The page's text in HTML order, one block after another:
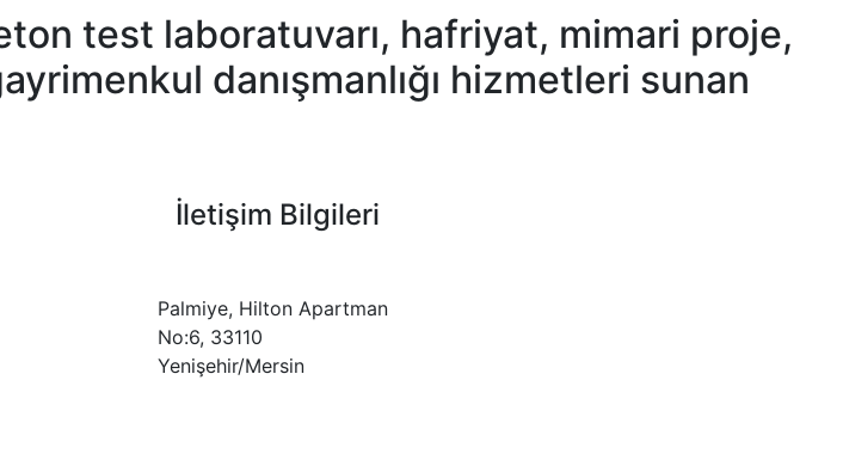
test laboratuvarı, hafriyat, mimari proje,
danışmanlığı hizmetleri sunan
İletişim Bilgileri
Palmiye, Hilton Apartman
No:6, 33110
Yenişehir/Mersin